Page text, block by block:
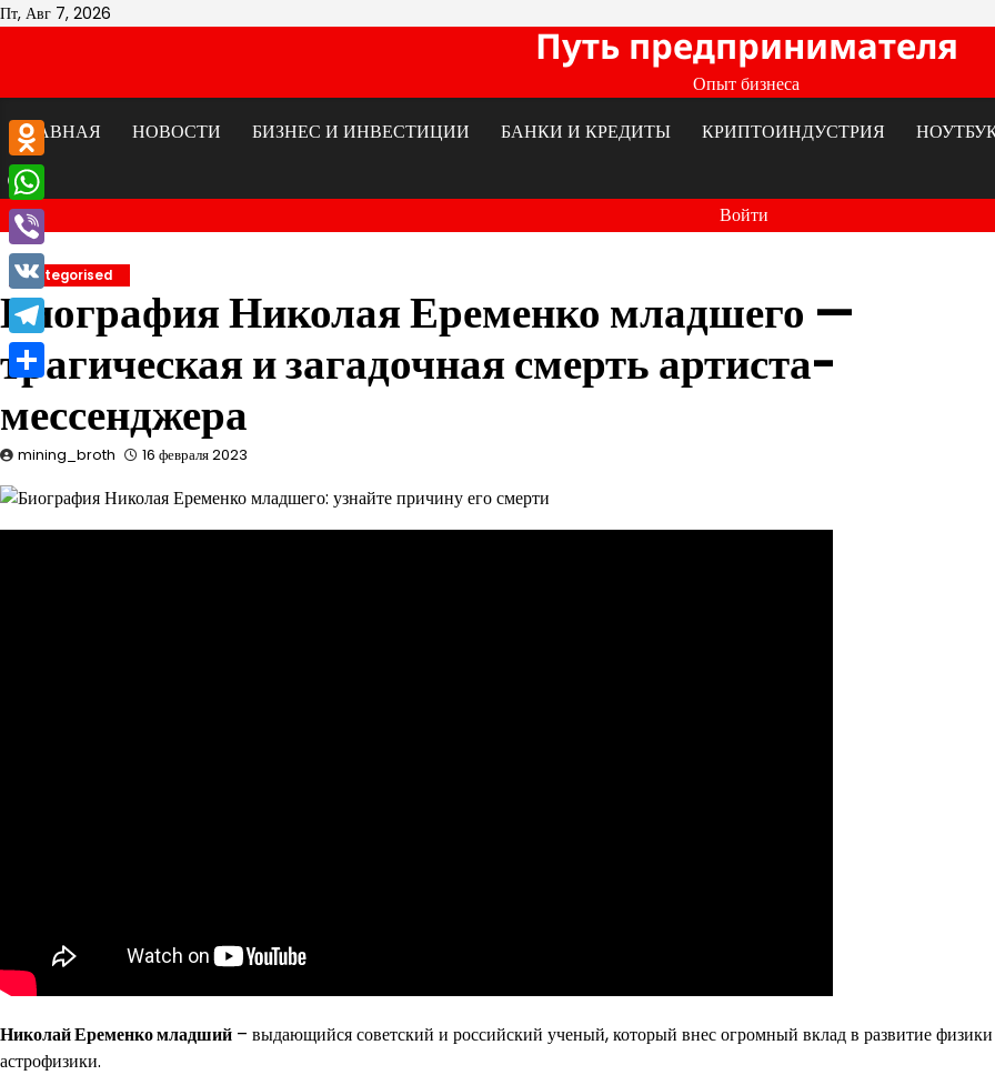
Перейти
Пт, Авг 7, 2026
Путь предпринимателя
Опыт бизнеса
ГЛАВНАЯ
НОВОСТИ БИЗНЕС И ИНВЕСТИЦИИ БАНКИ И КРЕДИТЫ КРИПТОИНДУСТРИЯ
Войти
Uncategorised
Биография Николая Еременко младшего —
трагическая и загадочная смерть артиста-
мессенджера
mining_broth 16 февраля 2023
Николай Еременко младший – выдающийся советский и российский ученый, который внес огромный вклад в развитие
астрофизики.
Odnoklassniki
WhatsApp
Viber
VK
Telegram
Отправить